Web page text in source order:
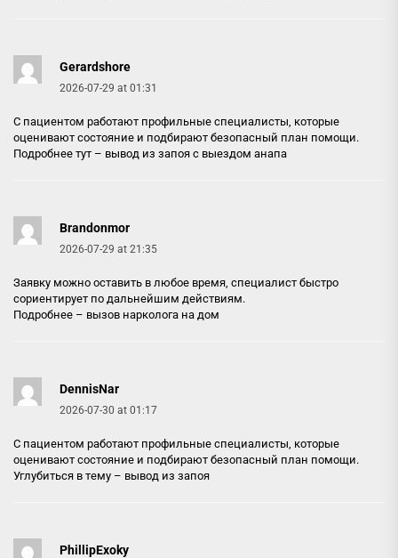
Gerardshore
2026-07-29 at 01:31
С пациентом работают профильные специалисты, которые
оценивают состояние и подбирают безопасный план помощи.
Подробнее тут – вывод из запоя с выездом анапа
Brandonmor
2026-07-29 at 21:35
Заявку можно оставить в любое время, специалист быстро
сориентирует по дальнейшим действиям.
Подробнее – вызов нарколога на дом
DennisNar
2026-07-30 at 01:17
С пациентом работают профильные специалисты, которые
оценивают состояние и подбирают безопасный план помощи.
Углубиться в тему – вывод из запоя
PhillipExoky